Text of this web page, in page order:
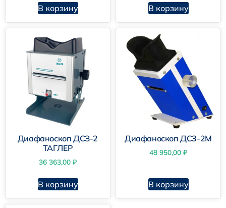
В корзину В корзину
Диафаноскоп ДСЗ-2
ТАГЛЕР
36 363,00 ₽
В корзину
Диафаноскоп ДС3-2М
48 950,00 ₽
В корзину